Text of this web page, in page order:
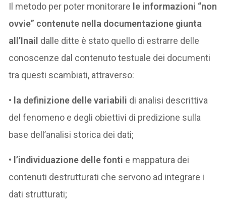
Il metodo per poter monitorare le informazioni “non
ovvie” contenute nella documentazione giunta
all’Inail dalle ditte è stato quello di estrarre delle
conoscenze dal contenuto testuale dei documenti
tra questi scambiati, attraverso:
• la definizione delle variabili di analisi descrittiva
del fenomeno e degli obiettivi di predizione sulla
base dell’analisi storica dei dati;
• l’individuazione delle fonti e mappatura dei
contenuti destrutturati che servono ad integrare i
dati strutturati;